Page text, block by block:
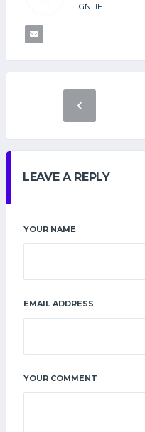
GNHF
LEAVE A REPLY
YOUR NAME
EMAIL ADDRESS
YOUR COMMENT